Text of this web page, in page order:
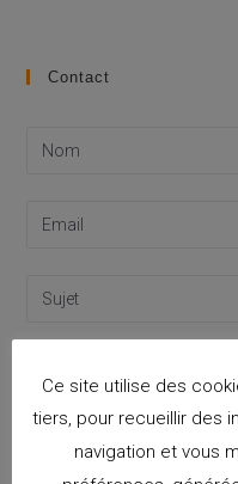
Contact
Ce site utilise des
tiers, pour recueillir des
navigation et vous